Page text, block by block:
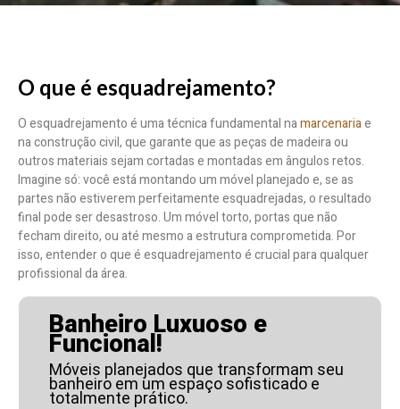
O que é esquadrejamento?
O esquadrejamento é uma técnica fundamental namarcenariae
na construção civil, que garante que as peças de madeira ou
outros materiais sejam cortadas e montadas em ângulos retos.
Imagine só: você está montando um móvel planejado e, se as
partes não estiverem perfeitamente esquadrejadas, o resultado
final pode ser desastroso. Um móvel torto, portas que não
fecham direito, ou até mesmo a estrutura comprometida. Por
isso, entender o que é esquadrejamento é crucial para qualquer
profissional da área.
Banheiro Luxuoso e
Funcional!
Móveis planejados que transformam seu
banheiro em um espaço sofisticado e
totalmente prático.